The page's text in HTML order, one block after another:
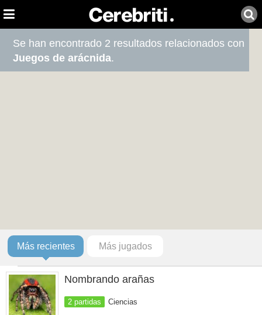
Se han encontrado 2 resultados relacionados con
Juegos de arácnida.
Más recientes Más jugados
Nombrando arañas
2 partidas Ciencias